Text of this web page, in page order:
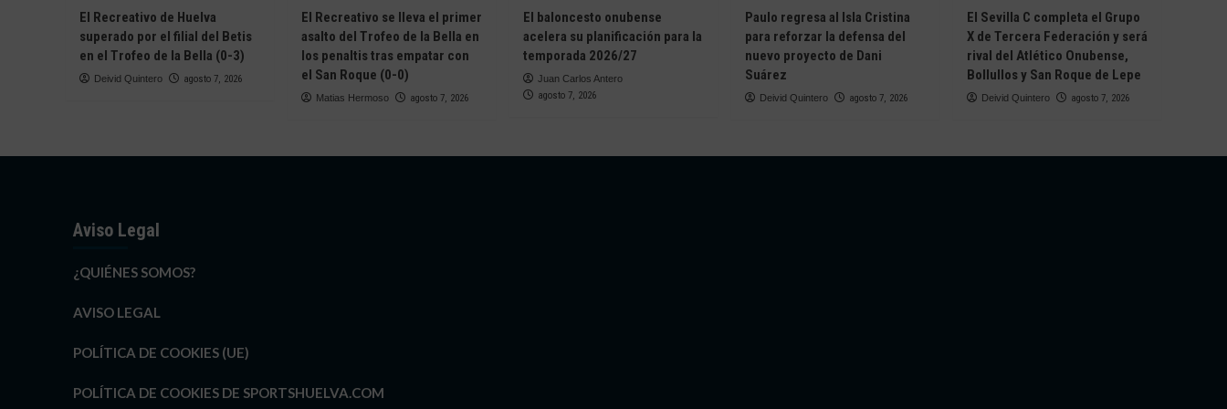
LA
FINAL
EN
ANDALUZA
El Recreativo de Huelva
superado por el filial del Betis
en el Trofeo de la Bella (0-3)
Deivid Quintero agosto 7, 2026
El Recreativo se lleva el primer
asalto del Trofeo de la Bella en
los penaltis tras empatar con
el San Roque (0-0)
Matias Hermoso agosto 7, 2026
El baloncesto onubense
acelera su planificación para la
temporada 2026/27
Juan Carlos Antero
agosto 7, 2026
Paulo regresa al Isla Cristina
para reforzar la defensa del
nuevo proyecto de Dani
Suárez
Deivid Quintero agosto 7, 2026
El Sevilla C completa el Grupo
X de Tercera Federación y será
rival del Atlético Onubense,
Bollullos y San Roque de Lepe
Deivid Quintero agosto 7, 2026
Aviso Legal
¿QUIÉNES SOMOS?
AVISO LEGAL
POLÍTICA DE COOKIES (UE)
POLÍTICA DE COOKIES DE SPORTSHUELVA.COM